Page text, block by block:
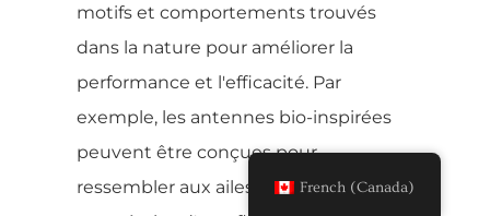
motifs et comportements trouvés
dans la nature pour améliorer la
performance et l'efficacité. Par
exemple, les antennes bio-inspirées
peuvent être conçues pour
ressembler aux ailes d'un papillon ou
French (Canada)